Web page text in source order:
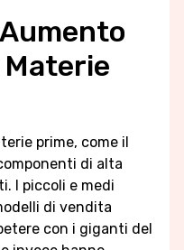
prime, come il
di alta
I piccoli e medi
di vendita
con i giganti del